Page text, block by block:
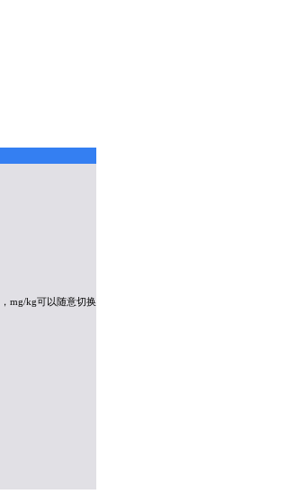
， mg/kg可以随意切换